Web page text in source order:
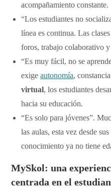
acompañamiento constante.
“Los estudiantes no
línea es continua. Las
foros, trabajo colaborativo
“Es muy fácil, no se
exigeautonomía,
virtual, los estudiantes
hacia su educación.
“Es solo para jóvenes”.
las aulas, esta vez desde
conocimiento ya no tiene
MySkol: una
centrada en el